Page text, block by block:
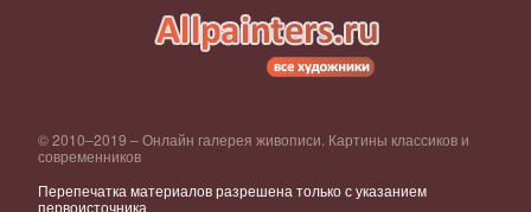
© 2010–2019 – Онлайн галерея живописи. Картины классиков и
современников
Перепечатка материалов разрешена только с указанием
первоисточника